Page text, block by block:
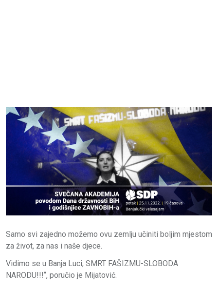
Samo svi zajedno možemo ovu zemlju učiniti boljim mjestom
za život, za nas i naše djece.
Vidimo se u Banja Luci, SMRT FAŠIZMU-SLOBODA
NARODU!!!“, poručio je Mijatović.